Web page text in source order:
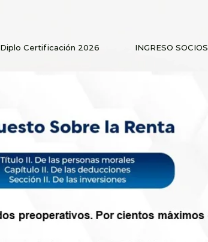
Diplo Certificación 2026 INGRESO SOCIOS